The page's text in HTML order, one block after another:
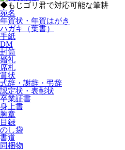
◆もじゴリ君で対応可能な筆耕
宛名
年賀状・年賀はがき
ハガキ（葉書）
手紙
DM
封筒
婚礼
席札
賞状
式辞・謝辞・弔辞
認定状・表彰状
卒業証書
身上書
胸章
目録
のし袋
書道
同梱物